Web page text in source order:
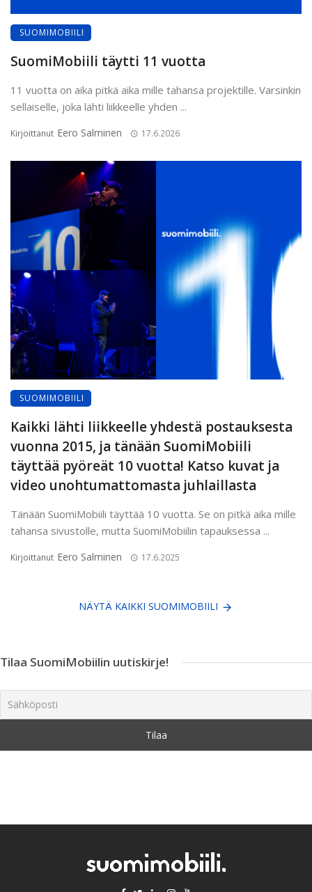
SUOMIMOBIILI
SuomiMobiili täytti 11 vuotta
11 vuotta on aika pitkä aika mille tahansa projektille. Varsinkin
sellaiselle, joka lähti liikkeelle yhden ...
Kirjoittanut Eero Salminen 17.6.2026
SUOMIMOBIILI
Kaikki lähti liikkeelle yhdestä postauksesta
vuonna 2015, ja tänään SuomiMobiili
täyttää pyöreät 10 vuotta! Katso kuvat ja
video unohtumattomasta juhlaillasta
Tänään SuomiMobiili täyttää 10 vuotta. Se on pitkä aika mille
tahansa sivustolle, mutta SuomiMobiilin tapauksessa ...
Kirjoittanut Eero Salminen 17.6.2025
NÄYTÄ KAIKKI SUOMIMOBIILI
Tilaa SuomiMobiilin uutiskirje!